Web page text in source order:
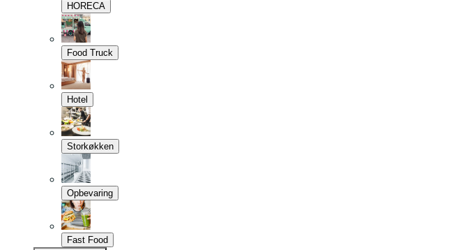
HORECA
Food Truck
Hotel
Storkøkken
Opbevaring
Fast Food